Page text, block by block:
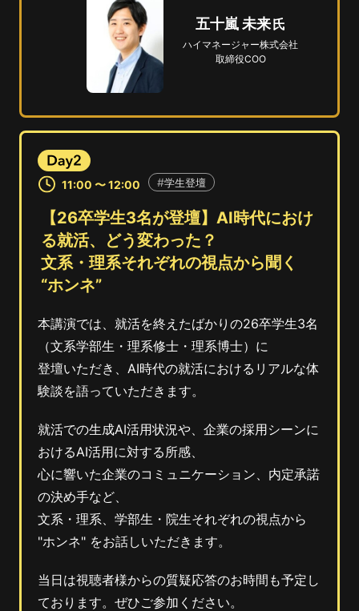
五十嵐 未来
ハイマネージャー株式会社
取締役COO
11:00 〜 12:00 学生登壇
【26卒学生3名が登壇】AI時代におけ
る就活、どう変わった？
文系・理系それぞれの視点から聞く
“ホンネ”
本講演では、就活を終えたばかりの26卒学生3名
（文系学部生・理系修士・理系博士）に
登壇いただき、AI時代の就活におけるリアルな体
験談を語っていただきます。
就活での生成AI活用状況や、企業の採用シーンに
おけるAI活用に対する所感、
心に響いた企業のコミュニケーション、内定承諾
の決め手など、
文系・理系、学部生・院生それぞれの視点から
"ホンネ" をお話しいただきます。
当日は視聴者様からの質疑応答のお時間も予定し
ております。ぜひご参加ください。